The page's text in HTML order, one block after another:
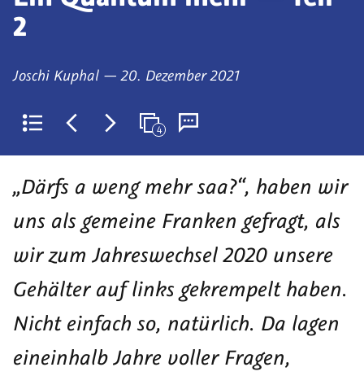
2
von
Joschi Kuphal —am
20. Dezember 2021
Zurück
zur
Liste
Jüngerer
Artikel:
GELB
Warum
Barrierefreiheit
auch
Netz
wichtig
Älterer
Artikel:
Rückkehr
Was
bleibt
Weitere
Artikel
in
Serie
(derzeit
4)
4
Kommentare
(derzeit
0)
„Därfs a weng mehr saa?“, haben wir
uns als gemeine Franken gefragt, als
wir zum Jahreswechsel 2020 unsere
Gehälter auf links gekrempelt haben.
Nicht einfach so, natürlich. Da lagen
eineinhalb Jahre voller Fragen,